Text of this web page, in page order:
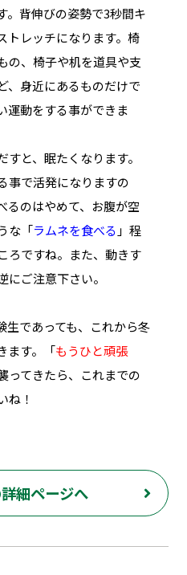
。背伸びの姿勢で3秒間キ
トレッチになります。椅
の、椅子や机を道具や支
、身近にあるものだけで
運動をする事ができま
と、眠たくなります。
事で活発になりますの
るのはやめて、お腹が空
な「ラムネを食べる 」程
ろですね。また、動きす
ご注意下さい。
であっても、これから冬
ます。「もうひと頑張
ってきたら、これまでの
ね！
細ページへ